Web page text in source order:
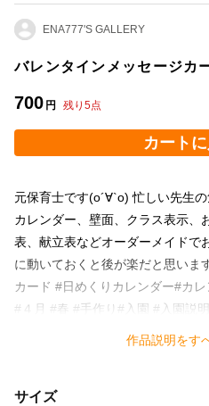
ENA777'S GALLERY
バレンタインメッセージカ
700 円 残り 5点
カート
元保育士です(о´∀`о) 忙しい先生
カレンダー、壁面、クラス表示、
表、献立表などオーダーメイドで
に動いておくと後が楽だと思いま
カード #日めくりカレンダー#カ
#４月 #春 #手作り#入園 #入園説
保育所 #託児所 #入園式 #入学式
表 #誕生表 #児童館 #小学校 #クラ
作品説明をす
サイズ